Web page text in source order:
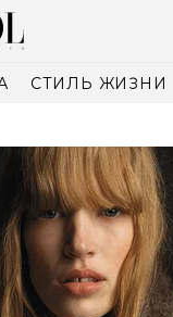
СТИЛЬ ЖИЗНИ